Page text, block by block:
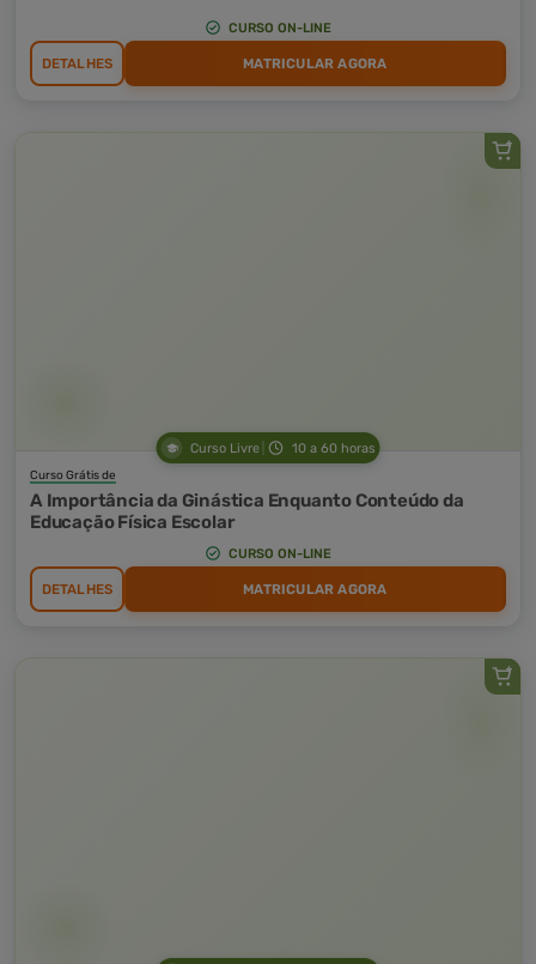
CURSO ON-LINE
DETALHES MATRICULAR AGORA
Curso Livre 10 a 60 horas
Curso Grátis de
A Importância da Ginástica Enquanto Conteúdo da
Educação Física Escolar
CURSO ON-LINE
DETALHES MATRICULAR AGORA